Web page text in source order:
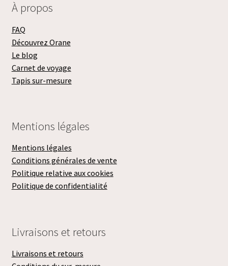
À propos
FAQ
Découvrez Orane
Le blog
Carnet de voyage
Tapis sur-mesure
Mentions légales
Mentions légales
Conditions générales de vente
Politique relative aux cookies
Politique de confidentialité
Livraisons et retours
Livraisons et retours